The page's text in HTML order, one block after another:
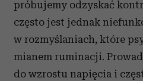
próbujemy odzyskać
często jest jednak
w rozmyślaniach, które
mianem ruminacji.
do wzrostu napięcia i